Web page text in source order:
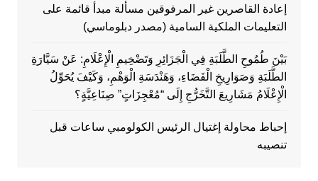
إعادة القاصرين غير المرفوقين مسألة مبدأ قائمة على
التعليمات الملكية السامية (مصدر دبلوماسي)
بَيْنَ طُمُوحِ الطَّلَبَةِ فِي الْجَزَائِرِ وَتَضْخِيمِ الْإِعْلَامِ: عَنْ سَيَّارَةِ
الطَّلَبَةِ وَصَوَارِيخِ الْفَضَاءِ، وَهَنْدَسَةِ الْوَهْمِ، وَكَيْفَ يُحَوِّلُ
الْإِعْلَامُ مَشَارِيعَ التَّخَرُّجِ إِلَى “مُعْجِزَاتٍ” صِنَاعِيَّةٍ؟
إحباط محاولة إغتيال الرئيس الكولومبي ساعات قبل
تنصيبه